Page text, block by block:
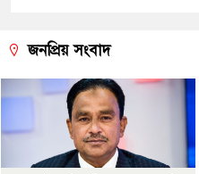
জনপ্রিয় সংবাদ